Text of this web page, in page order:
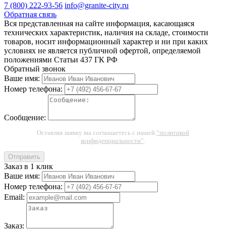
7 (800) 222-93-56 info@granite-city.ru
Обратная связь
Вся представленная на сайте информация, касающаяся
технических характеристик, наличия на складе, стоимости
товаров, носит информационный характер и ни при каких
условиях не является публичной офертой, определяемой
положениями Статьи 437 ГК РФ
Обратный звонок
Ваше имя:
Номер телефона:
Сообщение:
Оставляя заявку вы соглашаетесь с нашей “политикой
конфиденциальности”
Отправить
Заказ в 1 клик
Ваше имя:
Номер телефона:
Email:
Заказ: